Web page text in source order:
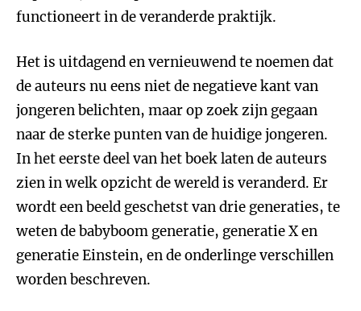
functioneert in de veranderde praktijk.
Het is uitdagend en vernieuwend te noemen dat
de auteurs nu eens niet de negatieve kant van
jongeren belichten, maar op zoek zijn gegaan
naar de sterke punten van de huidige jongeren.
In het eerste deel van het boek laten de auteurs
zien in welk opzicht de wereld is veranderd. Er
wordt een beeld geschetst van drie generaties, te
weten de babyboom generatie, generatie X en
generatie Einstein, en de onderlinge verschillen
worden beschreven.